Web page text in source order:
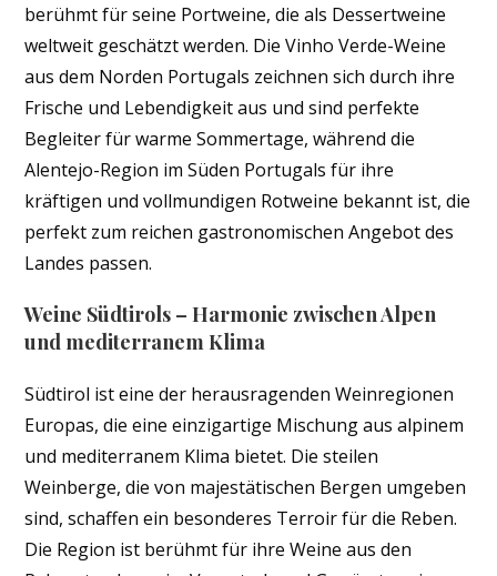
berühmt für seine Portweine, die als Dessertweine
weltweit geschätzt werden. Die Vinho Verde-Weine
aus dem Norden Portugals zeichnen sich durch ihre
Frische und Lebendigkeit aus und sind perfekte
Begleiter für warme Sommertage, während die
Alentejo-Region im Süden Portugals für ihre
kräftigen und vollmundigen Rotweine bekannt ist, die
perfekt zum reichen gastronomischen Angebot des
Landes passen.
Weine Südtirols – Harmonie zwischen Alpen
und mediterranem Klima
Südtirol ist eine der herausragenden Weinregionen
Europas, die eine einzigartige Mischung aus alpinem
und mediterranem Klima bietet. Die steilen
Weinberge, die von majestätischen Bergen umgeben
sind, schaffen ein besonderes Terroir für die Reben.
Die Region ist berühmt für ihre Weine aus den